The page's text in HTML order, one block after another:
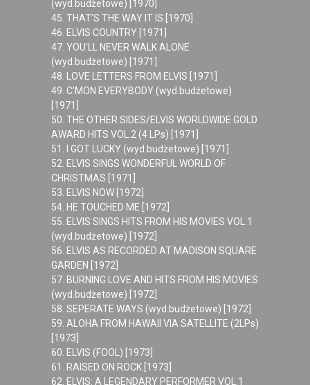
(wyd.budżetowe) [1970]
45. THAT’S THE WAY IT IS [1970]
46. ELVIS COUNTRY [1971]
47. YOU’LL NEVER WALK ALONE
(wyd.budżetowe) [1971]
48. LOVE LETTERS FROM ELVIS [1971]
49. C’MON EVERYBODY (wyd.budżetowe)
[1971]
50. THE OTHER SIDES/ELVIS WORLDWIDE GOLD
AWARD HITS VOL.2 (4 LPs) [1971]
51. I GOT LUCKY (wyd.budżetowe) [1971]
52. ELVIS SINGS WONDERFUL WORLD OF
CHRISTMAS [1971]
53. ELVIS NOW [1972]
54. HE TOUCHED ME [1972]
55. ELVIS SINGS HITS FROM HIS MOVIES VOL.1
(wyd.budżetowe) [1972]
56. ELVIS AS RECORDED AT MADISON SQUARE
GARDEN [1972]
57. BURNING LOVE AND HITS FROM HIS MOVIES
(wyd.budżetowe) [1972]
58. SEPERATE WAYS (wyd.budżetowe) [1972]
59. ALOHA FROM HAWAII VIA SATELLITE (2LPs)
[1973]
60. ELVIS (FOOL) [1973]
61. RAISED ON ROCK [1973]
62. ELVIS: A LEGENDARY PERFORMER VOL.1